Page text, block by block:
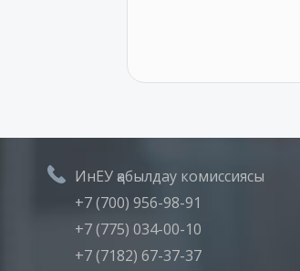
ИнЕУ қабылдау комиссиясы
+7 (700) 956-98-91
+7 (775) 034-00-10
+7 (7182) 67-37-37